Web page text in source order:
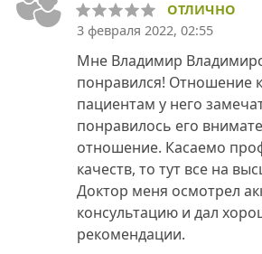
ОТЛИЧНО
3 февраля 2022, 02:55
Мне Владимир
понравился! Отношение
пациентам у него
понравилось его
отношение. Касаемо
качеств, то тут все на
Доктор меня осмотрел
консультацию и дал
рекомендации.